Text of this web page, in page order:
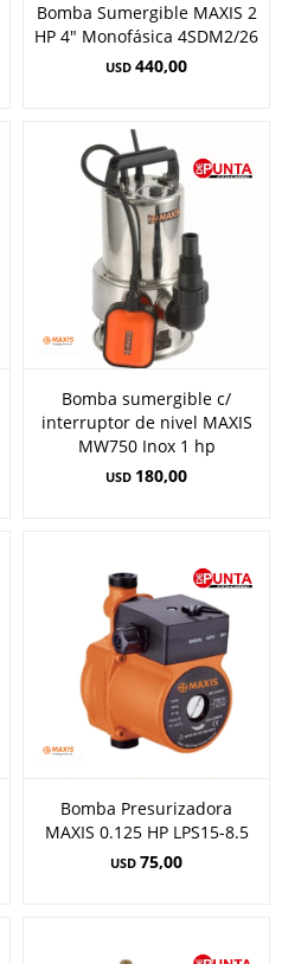
Bomba Sumergible MAXIS 2
HP 4" Monofásica 4SDM2/26
USD 440,00
Bomba sumergible c/
interruptor de nivel MAXIS
MW750 Inox 1 hp
USD 180,00
Bomba Presurizadora
MAXIS 0.125 HP LPS15-8.5
USD 75,00